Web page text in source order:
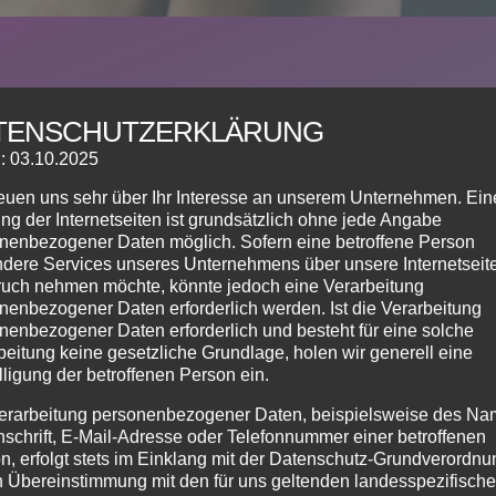
STRONG® NATION
allein mit deinem Körpergewicht, deine Stärke und
NATION
5 er Karte
STRONG®
10 er Karte
03.10.2025
uns sehr über Ihr Interesse an unserem Unternehmen.
der Internetseiten ist grundsätzlich ohne jede Angabe
Daten möglich. Sofern eine betroffene Person
Services unseres Unternehmens über unsere
nehmen möchte, könnte jedoch eine Verarbeitung
Daten erforderlich werden. Ist die Verarbeitung
Daten erforderlich und besteht für eine solche
keine gesetzliche Grundlage, holen wir generell eine
der betroffenen Person ein.
personenbezogener Daten, beispielsweise des
E-Mail-Adresse oder Telefonnummer einer betroffenen
erfolgt stets im Einklang mit der Datenschutz-
Übereinstimmung mit den für uns geltenden